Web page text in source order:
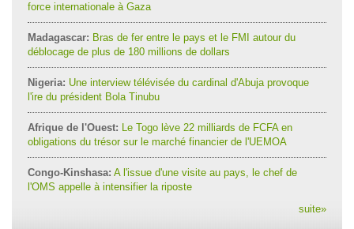
force internationale à Gaza
Madagascar: Bras de fer entre le pays et le FMI autour du
déblocage de plus de 180 millions de dollars
Nigeria: Une interview télévisée du cardinal d'Abuja provoque
l'ire du président Bola Tinubu
Afrique de l'Ouest: Le Togo lève 22 milliards de FCFA en
obligations du trésor sur le marché financier de l'UEMOA
Congo-Kinshasa: A l'issue d'une visite au pays, le chef de
l'OMS appelle à intensifier la riposte
suite»